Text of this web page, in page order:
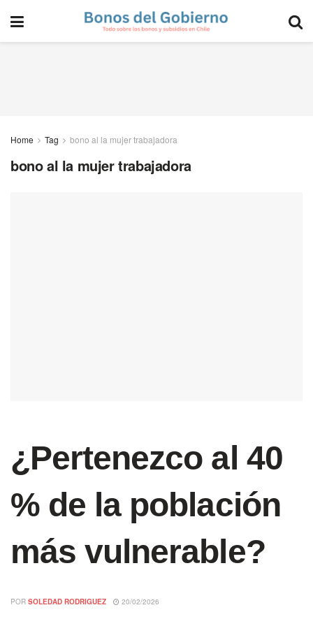
Home Tag bono al la mujer trabajadora
bono al la mujer trabajadora
¿Pertenezco al 40
% de la población
más vulnerable?
POR SOLEDAD RODRIGUEZ 20/02/2026